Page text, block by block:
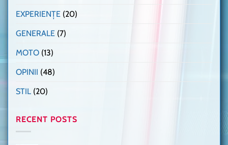
EXPERIENȚE (20)
GENERALE (7)
MOTO (13)
OPINII (48)
STIL (20)
RECENT POSTS